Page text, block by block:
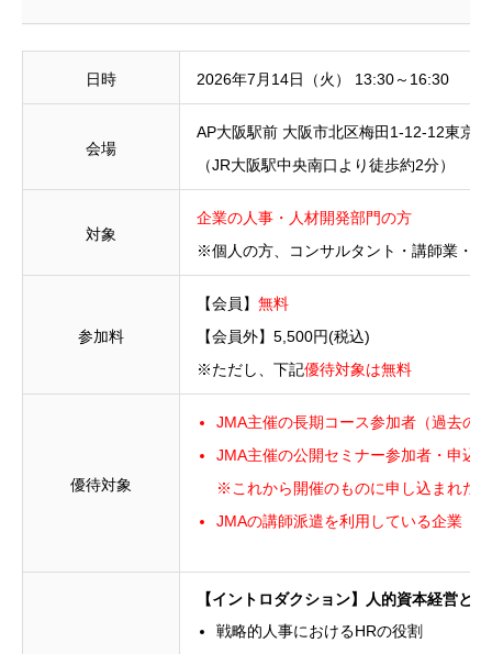
日時 2026年7月14日（火） 13:30～16:30
会場
AP大阪駅前 大阪市北区梅田1-12-12東京
（JR大阪駅中央南口より徒歩約2分）
対象
企業の人事・人材開発部門の方
※個人の方、コンサルタント・講師業・
参加料
【会員】 無料
【会員外】5,500円(税込)
※ただし、下記優待対象は無料
優待対象
JMA主催の長期コース参加者（過去の
JMA主催の公開セミナー参加者・申込
※これから開催のものに申し込まれた
JMAの講師派遣を利用している企業（
【イントロダクション】人的資本経営と
戦略的人事におけるHRの役割